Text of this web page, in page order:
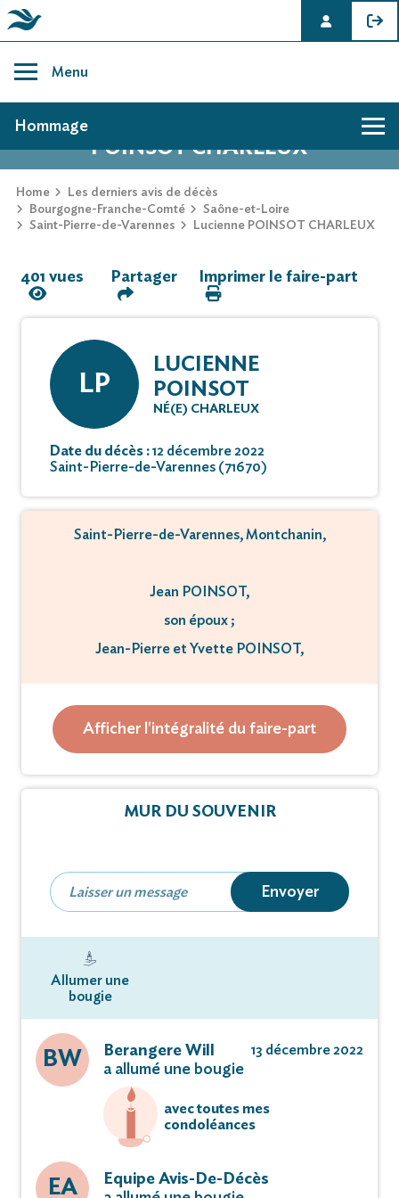
content
Menu
AVIS DE DÉCÈS DE LUCIENNE
POINSOT CHARLEUX
Home
Les derniers avis de décès
Bourgogne-Franche-Comté
Saône-et-Loire
Saint-Pierre-de-Varennes
Lucienne POINSOT CHARLEUX
Hommage
Faire-part
401 vues Partager Imprimer le faire-part
LP
LUCIENNE
POINSOT
NÉ(E) CHARLEUX
Date du décès :12 décembre 2022
Saint-Pierre-de-Varennes (71670)
Saint-Pierre-de-Varennes, Montchanin,
Jean POINSOT,
son époux ;
Jean-Pierre et Yvette POINSOT,
Marc et Pierrette POINSOT,
ses enfants ;
Marie-Laure et Thierry,
Jérôme et Chloé,
Claire et Jérôme,
ses petits-enfants ;
ses arrière et arrière-arrière-petits-enfants ;
ses neveux et nièces ;
ses cousins, cousines ;
ont la tristesse de vous faire part du décès de
Lucienne Poinsot né(e) Charleux
survenu le 12 décembre 2022, à l’âge de 93 ans.
Afficher l'intégralité du faire-part
MUR DU SOUVENIR
Envoyer
Allumer une
bougie
BW
Berangere Will
a allumé une bougie
13 décembre 2022
avec toutes mes
condoléances
EA
Equipe Avis-De-Décès